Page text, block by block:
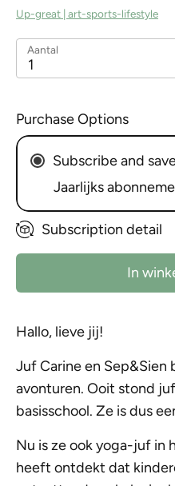
Up-great | art-sports-lifestyle
Aantal
1
Purchase Options
Subscribe and
Jaarlijks
Subscription detail
In
Hallo, lieve jij!
Juf Carine en
avonturen. Ooit stond
basisschool. Ze is dus
Nu is ze ook yoga-juf in
heeft ontdekt dat